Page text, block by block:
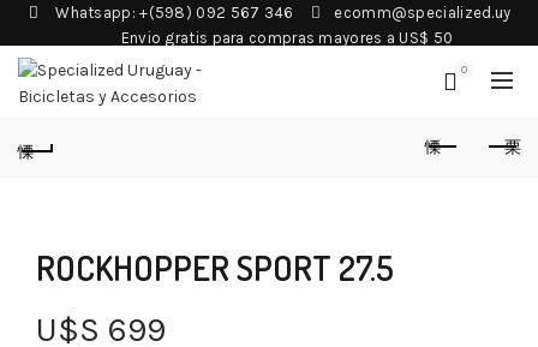
Whatsapp: +(598) 092 567 346
ecomm@specialized.uy
Envio gratis para compras mayores a US$ 50
0
ROCKHOPPER SPORT 27.5
U$S 699